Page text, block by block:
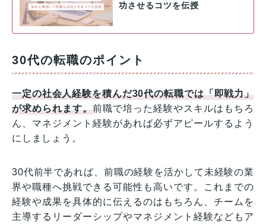
功させるコツを伝授
30代の転職のポイント
一定の社会人経験を積んだ30代の転職では「即戦力」
が求められます。前職で培った経験やスキルはもちろ
ん、マネジメント経験があれば必ずアピールするよう
にしましょう。
30代前半であれば、前職の経験を活かして未経験の業
界や職種へ挑戦できる可能性も高いです。これまでの
経験や成果を具体的に伝えるのはもちろん、チームを
主導するリーダーシップやマネジメント経験などもア